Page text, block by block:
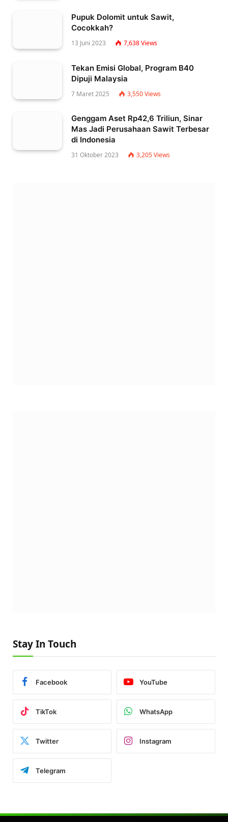
Pupuk Dolomit untuk Sawit,
Cocokkah?
13 Juni 2023 7,638Views
Tekan Emisi Global, Program B40
Dipuji Malaysia
7 Maret 2025 3,550Views
Genggam Aset Rp42,6 Triliun, Sinar
Mas Jadi Perusahaan Sawit Terbesar
di Indonesia
31 Oktober 2023 3,205Views
Stay In Touch
Facebook YouTube
TikTok WhatsApp
Twitter Instagram
Telegram